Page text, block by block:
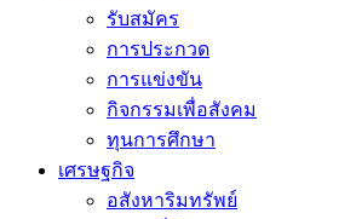
รับสมัคร
การประกวด
การแข่งขัน
กิจกรรมเพื่อสังคม
ทุนการศึกษา
เศรษฐกิจ
อสังหาริมทรัพย์